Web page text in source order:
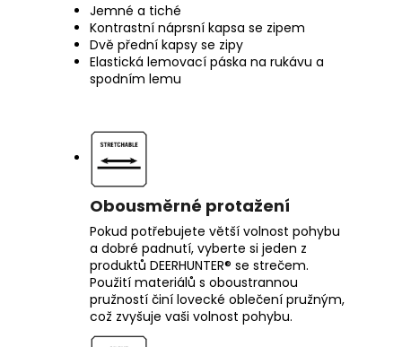
Jemné a tiché
Kontrastní náprsní kapsa se zipem
Dvě přední kapsy se zipy
Elastická lemovací páska na rukávu a
spodním lemu
Obousměrné protažení
Pokud potřebujete větší volnost pohybu
a dobré padnutí, vyberte si jeden z
produktů DEERHUNTER® se strečem.
Použití materiálů s oboustrannou
pružností činí lovecké oblečení pružným,
což zvyšuje vaši volnost pohybu.